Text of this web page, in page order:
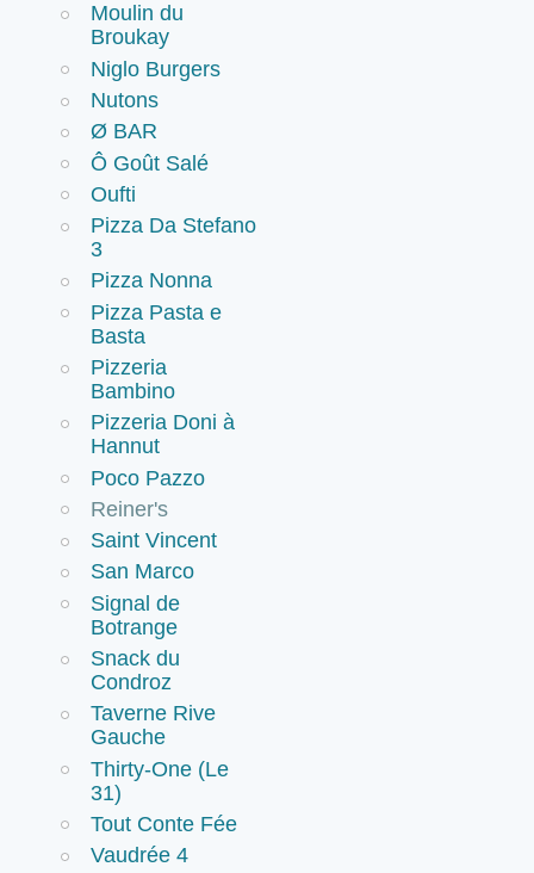
Moulin du
Broukay
Niglo Burgers
Nutons
Ø BAR
Ô Goût Salé
Oufti
Pizza Da Stefano
3
Pizza Nonna
Pizza Pasta e
Basta
Pizzeria
Bambino
Pizzeria Doni à
Hannut
Poco Pazzo
Reiner's
Saint Vincent
San Marco
Signal de
Botrange
Snack du
Condroz
Taverne Rive
Gauche
Thirty-One (Le
31)
Tout Conte Fée
Vaudrée 4